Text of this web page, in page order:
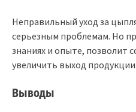
Неправильный уход за
серьезным проблемам. Но
знаниях и опыте, позволит
увеличить выход продукции.
Выводы